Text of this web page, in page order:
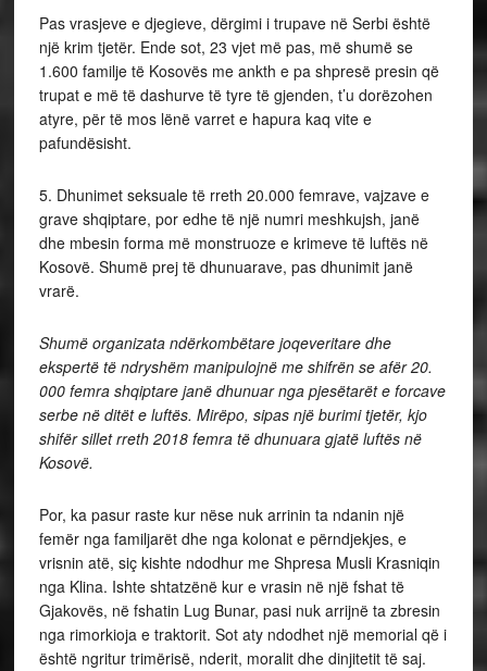
Pas vrasjeve e djegieve, dërgimi i trupave në Serbi është
një krim tjetër. Ende sot, 23 vjet më pas, më shumë se
1.600 familje të Kosovës me ankth e pa shpresë presin që
trupat e më të dashurve të tyre të gjenden, t’u dorëzohen
atyre, për të mos lënë varret e hapura kaq vite e
pafundësisht.
5. Dhunimet seksuale të rreth 20.000 femrave, vajzave e
grave shqiptare, por edhe të një numri meshkujsh, janë
dhe mbesin forma më monstruoze e krimeve të luftës në
Kosovë. Shumë prej të dhunuarave, pas dhunimit janë
vrarë.
Shumë organizata ndërkombëtare joqeveritare dhe
ekspertë të ndryshëm manipulojnë me shifrën se afër 20.
000 femra shqiptare janë dhunuar nga pjesëtarët e forcave
serbe në ditët e luftës. Mirëpo, sipas një burimi tjetër, kjo
shifër sillet rreth 2018 femra të dhunuara gjatë luftës në
Kosovë.
Por, ka pasur raste kur nëse nuk arrinin ta ndanin një
femër nga familjarët dhe nga kolonat e përndjekjes, e
vrisnin atë, siç kishte ndodhur me Shpresa Musli Krasniqin
nga Klina. Ishte shtatzënë kur e vrasin në një fshat të
Gjakovës, në fshatin Lug Bunar, pasi nuk arrijnë ta zbresin
nga rimorkioja e traktorit. Sot aty ndodhet një memorial që i
është ngritur trimërisë, nderit, moralit dhe dinjitetit të saj.